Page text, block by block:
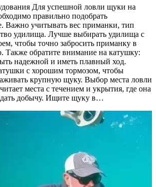
Для успешной ловли щуки на
правильно подобрать
Важно учитывать вес приманки, тип
удилища. Лучше выбирать удилища с
чтобы точно забросить приманку в
Также обратите внимание на катушку:
надежной и иметь плавный ход.
с хорошим тормозом, чтобы
крупную щуку. Выбор места ловли
места с течением и укрытия, где она
добычу. Ищите щуку в…